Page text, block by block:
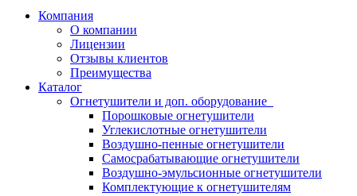
Компания
О компании
Лицензии
Отзывы клиентов
Преимущества
Каталог
Огнетушители и доп. оборудование
Порошковые огнетушители
Углекислотные огнетушители
Воздушно-пенные огнетушители
Самосрабатывающие огнетушители
Воздушно-эмульсионные огнетушители
Комплектующие к огнетушителям